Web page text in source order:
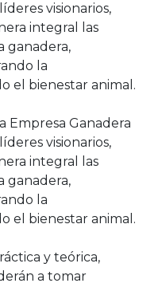
visionarios,
integral las
ganadera,
la
el bienestar animal.
Empresa Ganadera
visionarios,
integral las
ganadera,
la
el bienestar animal.
y teórica,
a tomar